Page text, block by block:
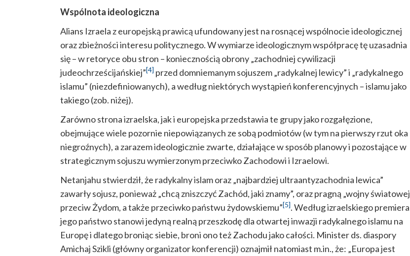
Wspólnota ideologiczna
Alians Izraela z europejską prawicą ufundowany jest na rosnącej wspólnocie ideologicznej
oraz zbieżności interesu politycznego. W wymiarze ideologicznym współpracę tę uzasadnia
się – w retoryce obu stron – koniecznością obrony „zachodniej cywilizacji
judeochrześcijańskiej”[4] przed domniemanym sojuszem „radykalnej lewicy” i „radykalnego
islamu” (niezdefiniowanych), a według niektórych wystąpień konferencyjnych – islamu jako
takiego (zob. niżej).
Zarówno strona izraelska, jak i europejska przedstawia te grupy jako rozgałęzione,
obejmujące wiele pozornie niepowiązanych ze sobą podmiotów (w tym na pierwszy rzut oka
niegroźnych), a zarazem ideologicznie zwarte, działające w sposób planowy i pozostające w
strategicznym sojuszu wymierzonym przeciwko Zachodowi i Izraelowi.
Netanjahu stwierdził, że radykalny islam oraz „najbardziej ultraantyzachodnia lewica”
zawarły sojusz, ponieważ „chcą zniszczyć Zachód, jaki znamy”, oraz pragną „wojny światowej
przeciw Żydom, a także przeciwko państwu żydowskiemu”[5]. Według izraelskiego premiera
jego państwo stanowi jedyną realną przeszkodę dla otwartej inwazji radykalnego islamu na
Europę i dlatego broniąc siebie, broni ono też Zachodu jako całości. Minister ds. diaspory
Amichaj Szikli (główny organizator konferencji) oznajmił natomiast m.in., że: „Europa jest